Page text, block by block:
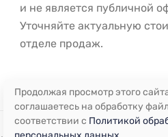
и не является публичной
Уточняйте актуальную
отделе продаж.
Продолжая просмотр этого
соглашаетесь на обработку
соответствии с Политикой